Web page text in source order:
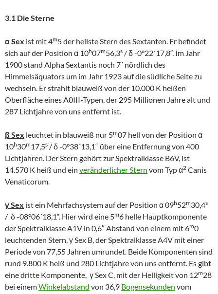
3.1 Die Sterne
α Sex ist mit 4m5 der hellste Stern des Sextanten. Er befindet
sich auf der Position α 10h07m56,3s / δ -0°22´17,8“. Im Jahr
1900 stand Alpha Sextantis noch 7´ nördlich des
Himmelsäquators um im Jahr 1923 auf die südliche Seite zu
wechseln. Er strahlt blauweiß von der 10.000 K heißen
Oberfläche eines A0III-Typen, der 295 Millionen Jahre alt und
287 Lichtjahre von uns entfernt ist.
β Sex leuchtet in blauweiß nur 5m07 hell von der Position α
10h30m17,5s / δ -0°38´13,1“ über eine Entfernung von 400
Lichtjahren. Der Stern gehört zur Spektralklasse B6V, ist
14.570 K heiß und ein veränderlicher Stern vom Typ α2 Canis
Venaticorum.
γ Sex ist ein Mehrfachsystem auf der Position α 09h52m30,4s
/ δ -08°06´18,1“. Hier wird eine 5m6 helle Hauptkomponente
der Spektralklasse A1V in 0,6″ Abstand von einem mit 6m0
leuchtenden Stern, γ Sex B, der Spektralklasse A4V mit einer
Periode von 77,55 Jahren umrundet. Beide Komponenten sind
rund 9.800 K heiß und 280 Lichtjahre von uns entfernt. Es gibt
eine dritte Komponente, γ Sex C, mit der Helligkeit von 12m28
bei einemWinkelabstand von 36,9 Bogensekunden vom